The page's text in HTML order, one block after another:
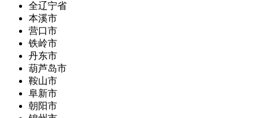
全辽宁省
本溪市
营口市
铁岭市
丹东市
葫芦岛市
鞍山市
阜新市
朝阳市